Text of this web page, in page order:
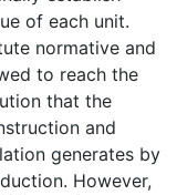
of each unit.
normative and
to reach the
that the
and
generates by
However,